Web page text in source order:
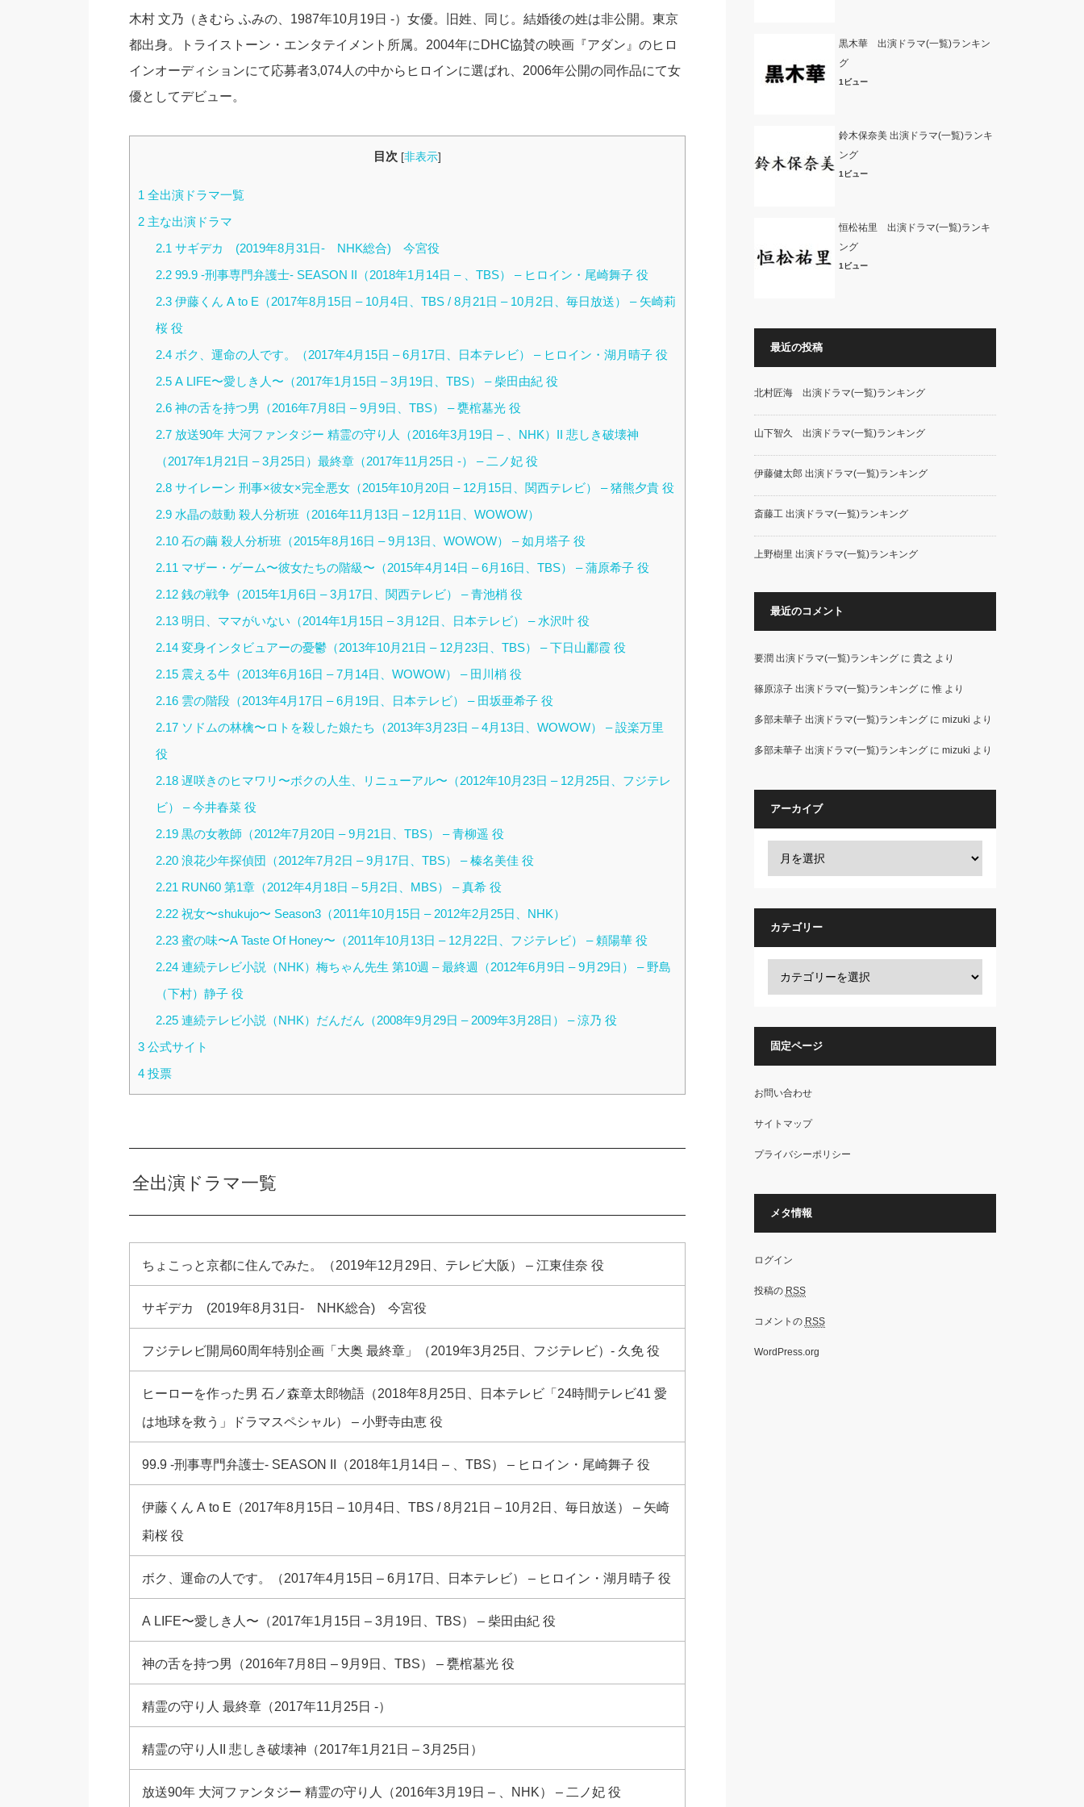
木村 文乃（きむら ふみの、1987年10月19日 -）女優。旧姓、同じ。結婚後の姓は非公開。東京
都出身。トライストーン・エンタテイメント所属。2004年にDHC協賛の映画『アダン』のヒロ
インオーディションにて応募者3,074人の中からヒロインに選ばれ、2006年公開の同作品にて女
優としてデビュー。
目次 [非表示]
1 全出演ドラマ一覧
2主な出演ドラマ
2.1 サギデカ (2019年8月31日- NHK総合) 今宮役
2.2 99.9 -刑事専門弁護士- SEASON II（2018年1月14日 – 、TBS） – ヒロイン・尾崎舞子 役
2.3 伊藤くん A to E（2017年8月15日 – 10月4日、TBS / 8月21日 – 10月2日、毎日放送） – 矢崎莉
桜 役
2.4 ボク、運命の人です。（2017年4月15日 – 6月17日、日本テレビ） – ヒロイン・湖月晴子 役
2.5 A LIFE〜愛しき人〜（2017年1月15日 – 3月19日、TBS） – 柴田由紀 役
2.6 神の舌を持つ男（2016年7月8日 – 9月9日、TBS） – 甕棺墓光 役
2.7 放送90年 大河ファンタジー 精霊の守り人（2016年3月19日 – 、NHK）II 悲しき破壊神
（2017年1月21日 – 3月25日）最終章（2017年11月25日 -） – 二ノ妃 役
2.8 サイレーン 刑事×彼女×完全悪女（2015年10月20日 – 12月15日、関西テレビ） – 猪熊夕貴 役
2.9 水晶の鼓動 殺人分析班（2016年11月13日 – 12月11日、WOWOW）
2.10 石の繭 殺人分析班（2015年8月16日 – 9月13日、WOWOW） – 如月塔子 役
2.11 マザー・ゲーム〜彼女たちの階級〜（2015年4月14日 – 6月16日、TBS） – 蒲原希子 役
2.12 銭の戦争（2015年1月6日 – 3月17日、関西テレビ） – 青池梢 役
2.13 明日、ママがいない（2014年1月15日 – 3月12日、日本テレビ） – 水沢叶 役
2.14 変身インタビュアーの憂鬱（2013年10月21日 – 12月23日、TBS） – 下日山酈霞 役
2.15 震える牛（2013年6月16日 – 7月14日、WOWOW） – 田川梢 役
2.16 雲の階段（2013年4月17日 – 6月19日、日本テレビ） – 田坂亜希子 役
2.17 ソドムの林檎〜ロトを殺した娘たち（2013年3月23日 – 4月13日、WOWOW） – 設楽万里
役
2.18 遅咲きのヒマワリ〜ボクの人生、リニューアル〜（2012年10月23日 – 12月25日、フジテレ
ビ） – 今井春菜 役
2.19 黒の女教師（2012年7月20日 – 9月21日、TBS） – 青柳遥 役
2.20 浪花少年探偵団（2012年7月2日 – 9月17日、TBS） – 榛名美佳 役
2.21 RUN60 第1章（2012年4月18日 – 5月2日、MBS） – 真希 役
2.22 祝女〜shukujo〜 Season3（2011年10月15日 – 2012年2月25日、NHK）
2.23 蜜の味〜A Taste Of Honey〜（2011年10月13日 – 12月22日、フジテレビ） – 頼陽華 役
2.24 連続テレビ小説（NHK）梅ちゃん先生 第10週 – 最終週（2012年6月9日 – 9月29日） – 野島
（下村）静子 役
2.25 連続テレビ小説（NHK）だんだん（2008年9月29日 – 2009年3月28日） – 涼乃 役
3公式サイト
4投票
全出演ドラマ一覧
ちょこっと京都に住んでみた。（2019年12月29日、テレビ大阪） – 江東佳奈 役
サギデカ (2019年8月31日- NHK総合) 今宮役
フジテレビ開局60周年特別企画「大奥 最終章」（2019年3月25日、フジテレビ）- 久免 役
ヒーローを作った男 石ノ森章太郎物語（2018年8月25日、日本テレビ「24時間テレビ41 愛
は地球を救う」ドラマスペシャル） – 小野寺由恵 役
99.9 -刑事専門弁護士- SEASON II（2018年1月14日 – 、TBS） – ヒロイン・尾崎舞子 役
伊藤くん A to E（2017年8月15日 – 10月4日、TBS / 8月21日 – 10月2日、毎日放送） – 矢崎
莉桜 役
ボク、運命の人です。（2017年4月15日 – 6月17日、日本テレビ） – ヒロイン・湖月晴子 役
A LIFE〜愛しき人〜（2017年1月15日 – 3月19日、TBS） – 柴田由紀 役
神の舌を持つ男（2016年7月8日 – 9月9日、TBS） – 甕棺墓光 役
精霊の守り人 最終章（2017年11月25日 -）
精霊の守り人II 悲しき破壊神（2017年1月21日 – 3月25日）
放送90年 大河ファンタジー 精霊の守り人（2016年3月19日 – 、NHK） – 二ノ妃 役
黒木華 出演ドラマ(一覧)ランキン
グ
1ビュー
鈴木保奈美 出演ドラマ(一覧)ランキ
ング
1ビュー
恒松祐里 出演ドラマ(一覧)ランキ
ング
1ビュー
最近の投稿
北村匠海 出演ドラマ(一覧)ランキング
山下智久 出演ドラマ(一覧)ランキング
伊藤健太郎 出演ドラマ(一覧)ランキング
斎藤工 出演ドラマ(一覧)ランキング
上野樹里 出演ドラマ(一覧)ランキング
最近のコメント
要潤 出演ドラマ(一覧)ランキングに 貴之 より
篠原涼子 出演ドラマ(一覧)ランキングに惟より
多部未華子 出演ドラマ(一覧)ランキングに mizuki より
多部未華子 出演ドラマ(一覧)ランキングに mizuki より
アーカイブ
カテゴリー
固定ページ
お問い合わせ
サイトマップ
プライバシーポリシー
メタ情報
ログイン
投稿の RSS
コメントの RSS
WordPress.org